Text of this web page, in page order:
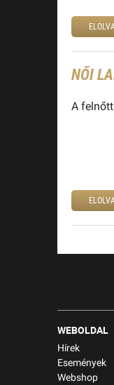
NŐI
A
WEBOLDAL
Hírek
Események
Webshop